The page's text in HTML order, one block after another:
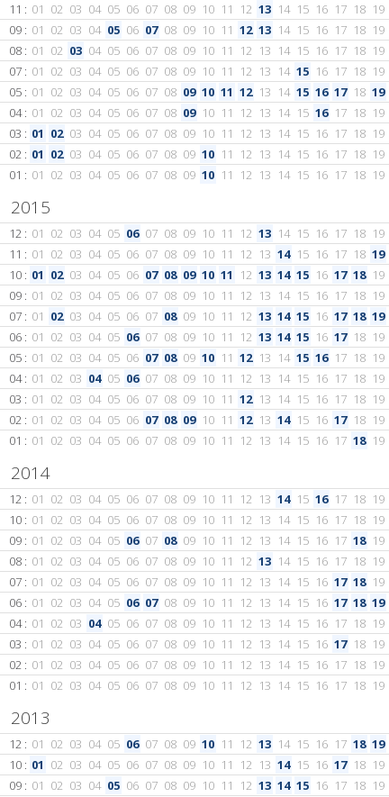
11 : 01 02 03 04 05 06 07 08 09 10 11 12 13 14 15 16 17 18 19
09 : 01 02 03 04 05 06 07 08 09 10 11 12 13 14 15 16 17 18 19
08 : 01 02 03 04 05 06 07 08 09 10 11 12 13 14 15 16 17 18 19
07 : 01 02 03 04 05 06 07 08 09 10 11 12 13 14 15 16 17 18 19
05 : 01 02 03 04 05 06 07 08 09 10 11 12 13 14 15 16 17 18 19
04 : 01 02 03 04 05 06 07 08 09 10 11 12 13 14 15 16 17 18 19
03 : 01 02 03 04 05 06 07 08 09 10 11 12 13 14 15 16 17 18 19
02 : 01 02 03 04 05 06 07 08 09 10 11 12 13 14 15 16 17 18 19
01 : 01 02 03 04 05 06 07 08 09 10 11 12 13 14 15 16 17 18 19
2015
12 : 01 02 03 04 05 06 07 08 09 10 11 12 13 14 15 16 17 18 19
11 : 01 02 03 04 05 06 07 08 09 10 11 12 13 14 15 16 17 18 19
10 : 01 02 03 04 05 06 07 08 09 10 11 12 13 14 15 16 17 18 19
09 : 01 02 03 04 05 06 07 08 09 10 11 12 13 14 15 16 17 18 19
07 : 01 02 03 04 05 06 07 08 09 10 11 12 13 14 15 16 17 18 19
06 : 01 02 03 04 05 06 07 08 09 10 11 12 13 14 15 16 17 18 19
05 : 01 02 03 04 05 06 07 08 09 10 11 12 13 14 15 16 17 18 19
04 : 01 02 03 04 05 06 07 08 09 10 11 12 13 14 15 16 17 18 19
03 : 01 02 03 04 05 06 07 08 09 10 11 12 13 14 15 16 17 18 19
02 : 01 02 03 04 05 06 07 08 09 10 11 12 13 14 15 16 17 18 19
01 : 01 02 03 04 05 06 07 08 09 10 11 12 13 14 15 16 17 18 19
2014
12 : 01 02 03 04 05 06 07 08 09 10 11 12 13 14 15 16 17 18 19
10 : 01 02 03 04 05 06 07 08 09 10 11 12 13 14 15 16 17 18 19
09 : 01 02 03 04 05 06 07 08 09 10 11 12 13 14 15 16 17 18 19
08 : 01 02 03 04 05 06 07 08 09 10 11 12 13 14 15 16 17 18 19
07 : 01 02 03 04 05 06 07 08 09 10 11 12 13 14 15 16 17 18 19
06 : 01 02 03 04 05 06 07 08 09 10 11 12 13 14 15 16 17 18 19
04 : 01 02 03 04 05 06 07 08 09 10 11 12 13 14 15 16 17 18 19
03 : 01 02 03 04 05 06 07 08 09 10 11 12 13 14 15 16 17 18 19
02 : 01 02 03 04 05 06 07 08 09 10 11 12 13 14 15 16 17 18 19
01 : 01 02 03 04 05 06 07 08 09 10 11 12 13 14 15 16 17 18 19
2013
12 : 01 02 03 04 05 06 07 08 09 10 11 12 13 14 15 16 17 18 19
10 : 01 02 03 04 05 06 07 08 09 10 11 12 13 14 15 16 17 18 19
09 : 01 02 03 04 05 06 07 08 09 10 11 12 13 14 15 16 17 18 19